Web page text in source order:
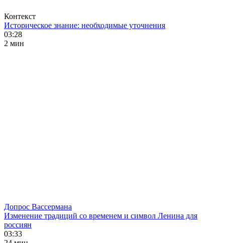
Контекст
Историческое знание: необходимые уточнения
03:28
2 мин
Допрос Вассермана
Изменение традиций со временем и символ Ленина для
россиян
03:33